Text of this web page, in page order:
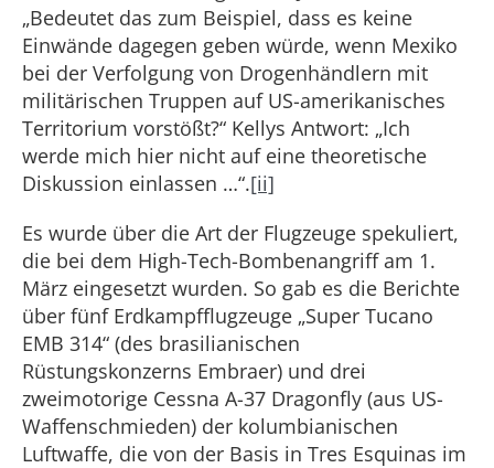
„Bedeutet das zum Beispiel, dass es keine
Einwände dagegen geben würde, wenn Mexiko
bei der Verfolgung von Drogenhändlern mit
militärischen Truppen auf US-amerikanisches
Territorium vorstößt?“ Kellys Antwort: „Ich
werde mich hier nicht auf eine theoretische
Diskussion einlassen …“.[ii]
Es wurde über die Art der Flugzeuge spekuliert,
die bei dem High-Tech-Bombenangriff am 1.
März eingesetzt wurden. So gab es die Berichte
über fünf Erdkampfflugzeuge „Super Tucano
EMB 314“ (des brasilianischen
Rüstungskonzerns Embraer) und drei
zweimotorige Cessna A-37 Dragonfly (aus US-
Waffenschmieden) der kolumbianischen
Luftwaffe, die von der Basis in Tres Esquinas im